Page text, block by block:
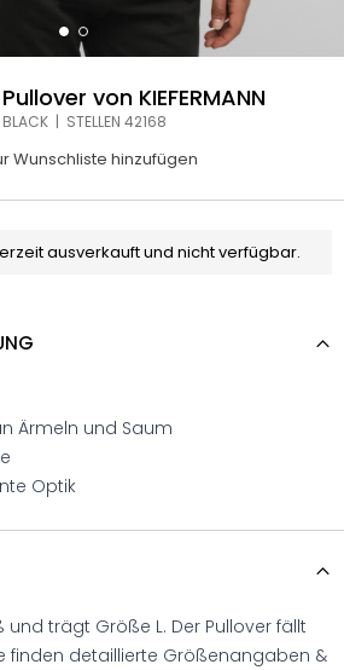
von KIEFERMANN
| STELLEN 42168
Wunschliste hinzufügen
ausverkauft und nicht verfügbar.
Ärmeln und Saum
Optik
und trägt Größe L. Der Pullover fällt
finden detaillierte Größenangaben &